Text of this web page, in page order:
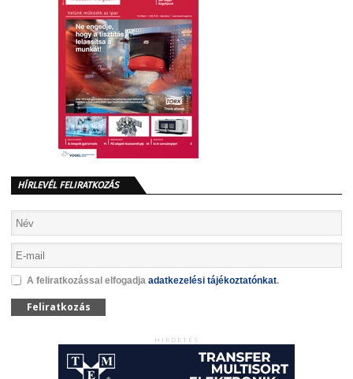
HÍRLEVÉL FELIRATKOZÁS
A feliratkozással elfogadja adatkezelési tájékoztatónkat.
Feliratkozás
HIRDETÉS